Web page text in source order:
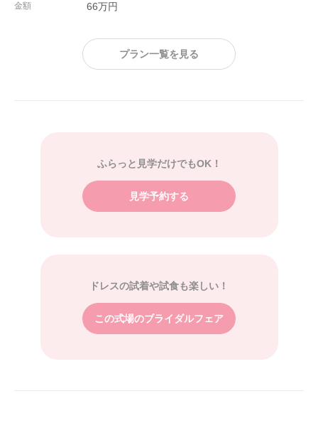
金額 66万円
プラン一覧を見る
ふらっと見学だけでもOK！
見学予約する
ドレスの試着や試食も楽しい！
この式場のブライダルフェア